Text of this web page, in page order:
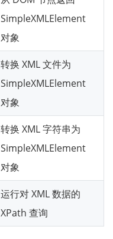
SimpleXMLElement
对象
转换 XML 文件为
SimpleXMLElement
对象
转换 XML 字符串为
SimpleXMLElement
对象
运行对 XML 数据的
XPath 查询